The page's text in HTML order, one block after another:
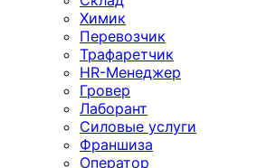
Химик
Перевозчик
Трафаретчик
HR-Менеджер
Гровер
Лаборант
Силовые услуги
Франшиза
Оператор